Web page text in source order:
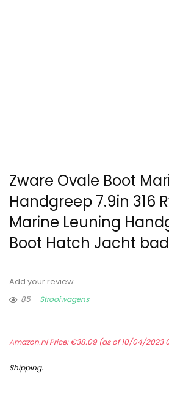
Zware Ovale Boot
Handgreep 7.9in 316
Marine Leuning
Boot Hatch Jacht
Add your review
85
Strooiwagens
Amazon.nl Price:€38.09(as of 10/04/2023
Shipping.